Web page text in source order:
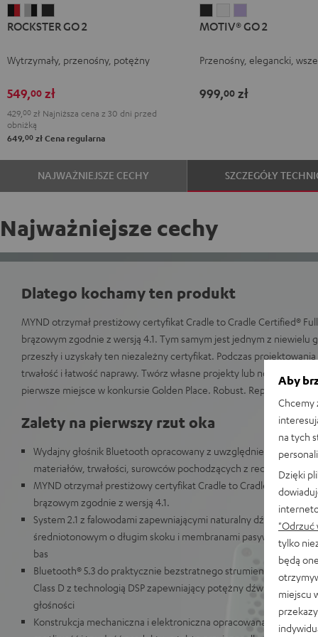
GO
Black
Red
GO
Gray
Black
GO
Night
ROCKSTER GO 2
Wytrzymały, przenośny, potężny
549,00 zł
429, 00 zł Najniższa cena z 30 dni przed
obniżką
649,00 zł Cena regularna
GO
Night
GO
Silver
GO
Soft
MOTIV® GO 2
Przenośny, elegancki,
999,00zł
NAJWAŻNIEJSZE CECHY SZCZEGÓŁY
Najważniejsze cechy
Dlatego kochamy ten produkt
MYND otrzymał prestiżowy certyfikat Cradle to Cradle Certified®
brązowym zgodnie z wersją 4.1. Tym samym jest jednym z niewielu
przeszły i uzyskały ten niezależny certyfikat. Podczas
trwałość i łatwość naprawy. Twórz własne projekty lub nowe funkcje.
pierwsze miejsce w konkursie Golden Place. Robust. Repair. Recycle.
Zalety na pierwszy rzut oka
Wydajny głośnik Bluetooth opracowany z uwzględnieniem
materiałów, trwałości, surowców pochodzących z recyklingu i
MYND otrzymał prestiżowy certyfikat Cradle to Cradle Certified®
brązowym zgodnie z wersją 4.1.
System 2.1 z falowodami zapewniającymi naturalny dźwięk
średniotonowym o długim skoku i membranami pasywnymi
bas
Bluetooth® 5.3 do praktycznie bezstratnego strumieniowania
Class D z technologią DSP zapewniający potężny dźwięk przy
głośności
Konstrukcja mechaniczna i elektroniczna opracowana specjalnie
Aby
Chcemy
na tych
Dzięki
"Odrzuć
tylko
będą
miejscu